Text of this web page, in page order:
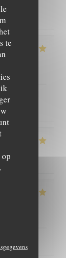
te
j'y
/ Prijs
pour
/ Prijs